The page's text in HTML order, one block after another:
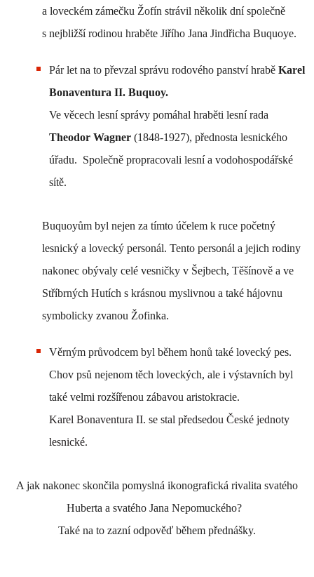
a loveckém zámečku Žofín strávil několik dní společně
s nejbližší rodinou hraběte Jiřího Jana Jindřicha Buquoye.
Pár let na to převzal správu rodového panství hrabě Karel
Bonaventura II. Buquoy.
Ve věcech lesní správy pomáhal hraběti lesní rada
Theodor Wagner (1848-1927), přednosta lesnického
úřadu. Společně propracovali lesní a vodohospodářské
sítě.
Buquoyům byl nejen za tímto účelem k ruce početný
lesnický a lovecký personál. Tento personál a jejich rodiny
nakonec obývaly celé vesničky v Šejbech, Těšínově a ve
Stříbrných Hutích s krásnou myslivnou a také hájovnu
symbolicky zvanou Žofinka.
Věrným průvodcem byl během honů také lovecký pes.
Chov psů nejenom těch loveckých, ale i výstavních byl
také velmi rozšířenou zábavou aristokracie.
Karel Bonaventura II. se stal předsedou České jednoty
lesnické.
A jak nakonec skončila pomyslná ikonografická rivalita svatého
Huberta a svatého Jana Nepomuckého?
Také na to zazní odpověď během přednášky.